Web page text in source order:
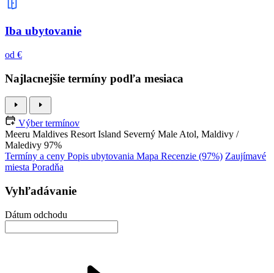
Iba ubytovanie
od €
Najlacnejšie termíny podľa mesiaca
Výber termínov
Meeru Maldives Resort Island Severný Male Atol, Maldivy /
Maledivy 97%
Termíny a ceny Popis ubytovania Mapa Recenzie (97%) Zaujímavé
miesta Poradňa
Vyhľadávanie
Dátum odchodu